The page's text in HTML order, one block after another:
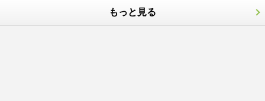
もっと見る